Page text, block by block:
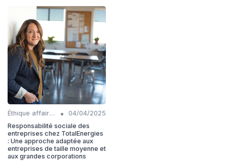
Éthique affaires •
04/04/2025
Responsabilité sociale des
entreprises chez TotalEnergies
: Une approche adaptée aux
entreprises de taille moyenne et
aux grandes corporations